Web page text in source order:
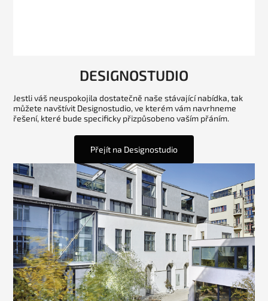
DESIGNOSTUDIO
Jestli váš neuspokojila dostatečně naše stávající nabídka, tak
můžete navštívit Designostudio, ve kterém vám navrhneme
řešení, které bude specificky přizpůsobeno vaším přáním.
Přejít na Designostudio